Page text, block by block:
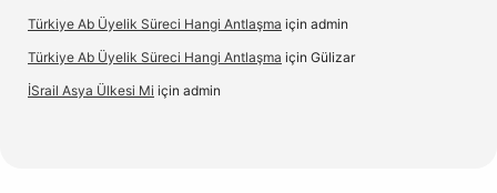
Türkiye Ab Üyelik Süreci Hangi Antlaşma için admin
Türkiye Ab Üyelik Süreci Hangi Antlaşma için Gülizar
İSrail Asya Ülkesi Mi için admin